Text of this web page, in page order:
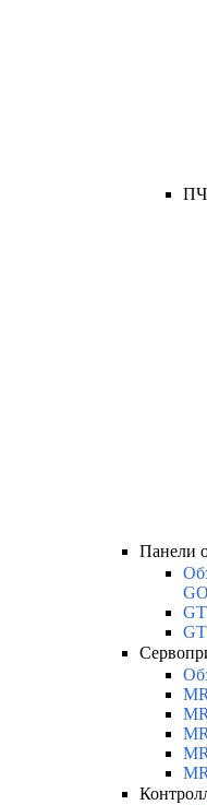
ПЧ
Панели